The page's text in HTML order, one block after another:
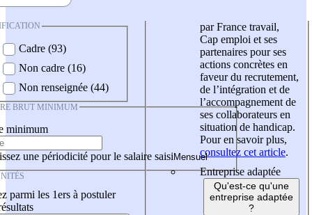
Cadre (93)
Non cadre (16)
Non renseignée (44)
BRUT MINIMUM
minimum
une périodicité pour le salaire saisi
parmi les 1ers à postuler
par France travail,
Cap emploi et ses
partenaires pour ses
actions concrètes en
faveur du recrutement,
de l’intégration et de
l’accompagnement de
ses collaborateurs en
situation de handicap.
Pour en savoir plus,
consultez cet article.
Entreprise adaptée
Qu'est-ce qu'une
entreprise adaptée
?